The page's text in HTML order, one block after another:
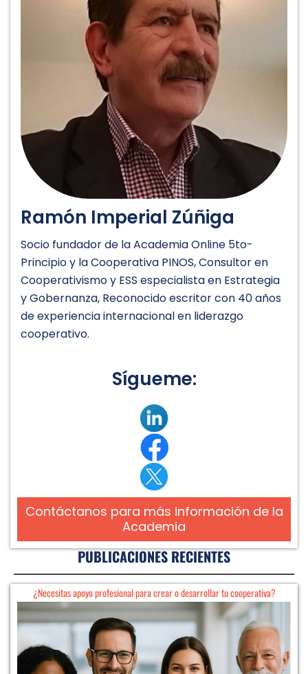
Ramón Imperial Zúñiga
Socio fundador de la Academia Online 5to-
Principio y la Cooperativa PINOS, Consultor en
Cooperativismo y ESS especialista en Estrategia
y Gobernanza, Reconocido escritor con 40 años
de experiencia internacional en liderazgo
cooperativo.
Sígueme:
Contáctanos para más información de la
Academia
PUBLICACIONES RECIENTES
¿Necesitas apoyo profesional para crear o desarrollar tu cooperativa?